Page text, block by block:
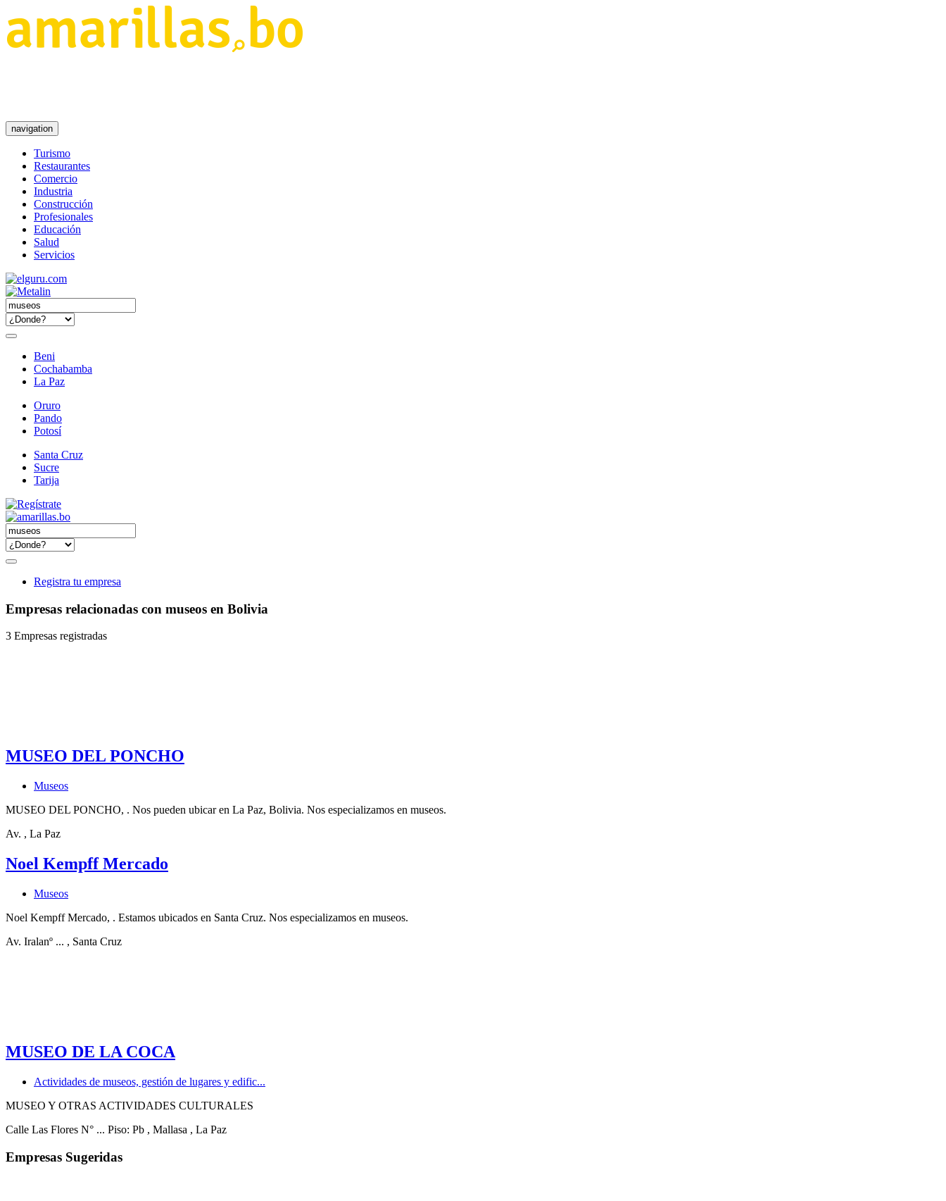
navigation
Turismo
Restaurantes
Comercio
Industria
Construcción
Profesionales
Educación
Salud
Servicios
Beni
Cochabamba
La Paz
Oruro
Pando
Potosí
Santa Cruz
Sucre
Tarija
Registra tu empresa
Empresas relacionadas con museos en Bolivia
3 Empresas registradas
MUSEO DEL PONCHO
Museos
MUSEO DEL PONCHO, . Nos pueden ubicar en La Paz, Bolivia. Nos especializamos en museos.
Av. , La Paz
Noel Kempff Mercado
Museos
Noel Kempff Mercado, . Estamos ubicados en Santa Cruz. Nos especializamos en museos.
Av. Iralanº ... , Santa Cruz
MUSEO DE LA COCA
Actividades de museos, gestión de lugares y edific...
MUSEO Y OTRAS ACTIVIDADES CULTURALES
Calle Las Flores N° ... Piso: Pb , Mallasa , La Paz
Empresas Sugeridas